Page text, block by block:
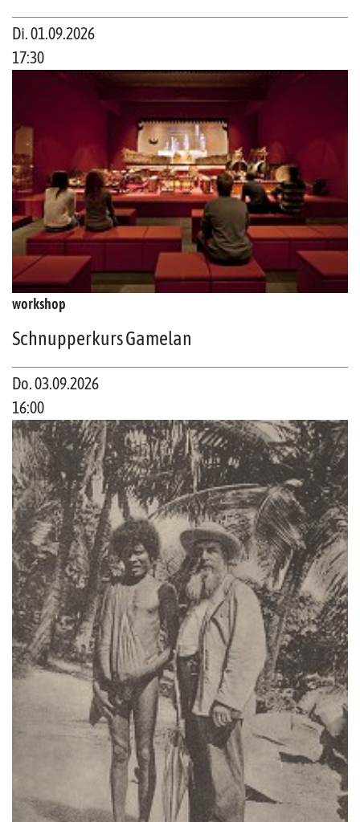
Di. 01.09.2026
17:30
workshop
Schnupperkurs Gamelan
Do. 03.09.2026
16:00